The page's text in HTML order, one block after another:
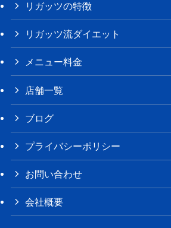
リガッツの特徴
リガッツ流ダイエット
メニュー料金
店舗一覧
ブログ
プライバシーポリシー
お問い合わせ
会社概要